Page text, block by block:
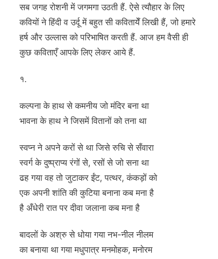
सब जगह रोशनी में जगमगा उठती हैं. ऐसे त्यौहार के लिए
कवियों ने हिंदी व उर्दू में बहुत सी कवितायेँ लिखी हैं, जो हमारे
हर्ष और उल्लास को परिभाषित करती हैं. आज हम वैसी ही
कुछ कविताएँ आपके लिए लेकर आये हैं.
१.
कल्पना के हाथ से कमनीय जो मंदिर बना था
भावना के हाथ ने जिसमें वितानों को तना था
स्वप्न ने अपने करों से था जिसे रुचि से सँवारा
स्वर्ग के दुष्प्राप्य रंगों से, रसों से जो सना था
ढह गया वह तो जुटाकर ईंट, पत्थर, कंकड़ों को
एक अपनी शांति की कुटिया बनाना कब मना है
है अँधेरी रात पर दीवा जलाना कब मना है
बादलों के अश्रु से धोया गया नभ-नील नीलम
का बनाया था गया मधुपात्र मनमोहक, मनोरम